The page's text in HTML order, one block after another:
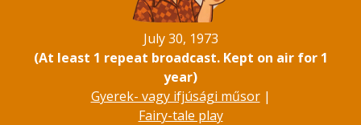
July 30, 1973
(At least 1 repeat broadcast. Kept on air for 1
year)
Gyerek- vagy ifjúsági műsor|
Fairy-tale play